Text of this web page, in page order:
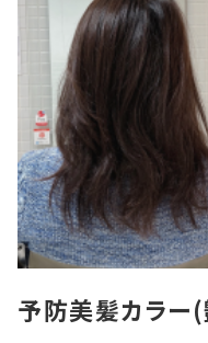
予防美髪カラー